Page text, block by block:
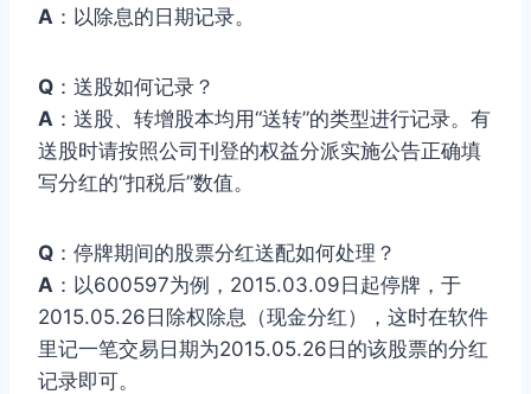
A ：以除息的日期记录。
Q ：送股如何记录？
A ：送股、转增股本均用“送转”的类型进行记录。有
送股时请按照公司刊登的权益分派实施公告正确填
写分红的“扣税后”数值。
Q ：停牌期间的股票分红送配如何处理？
A ：以600597为例，2015.03.09日起停牌，于
2015.05.26日除权除息（现金分红），这时在软件
里记一笔交易日期为2015.05.26日的该股票的分红
记录即可。